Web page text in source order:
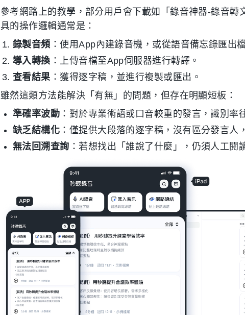
參考網路上的教學，部分用戶會下載如「錄音神器-錄音
具的操作邏輯通常是：
錄製音頻 ：使用App內建錄音機，或從語音備忘錄匯出
導入轉換 ：上傳音檔至App伺服器進行轉譯。
查看結果：獲得逐字稿，並進行複製或匯出。
雖然這類方法能解決「有無」的問題，但存在明顯短板：
準確率波動 ：對於專業術語或口音較重的發言，識別率
缺乏結構化 ：僅提供大段落的逐字稿，沒有區分發言人
無法回溯查詢 ：若想找出「誰說了什麼」，仍須人工閱